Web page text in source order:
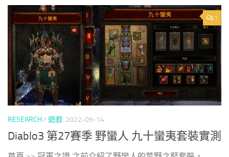
1
RESEARCH/ 遊戲 2022-09-14
Diablo3 第27賽季 野蠻人 九十蠻夷套裝實測